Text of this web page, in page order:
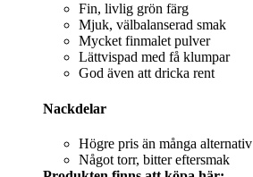
Fin, livlig grön färg
Mjuk, välbalanserad smak
Mycket finmalet pulver
Lättvispad med få klumpar
God även att dricka rent
Nackdelar
Högre pris än många alternativ
Något torr, bitter eftersmak